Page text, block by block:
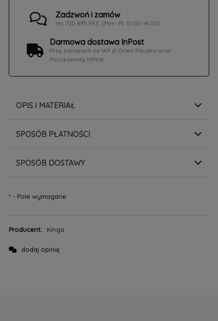
Zadzwoń i zamów
tel. 720 885 553, (Pon.-Pt. 10:00-14:00)
Darmowa dostawa InPost
Przy zakupach za 149 zł Orlen Paczka oraz
Paczkomaty InPost
OPIS I MATERIAŁ
SPOSÓB PŁATNOŚCI
SPOSÓB DOSTAWY
*- Pole wymagane
Producent: Kinga
dodaj opinię